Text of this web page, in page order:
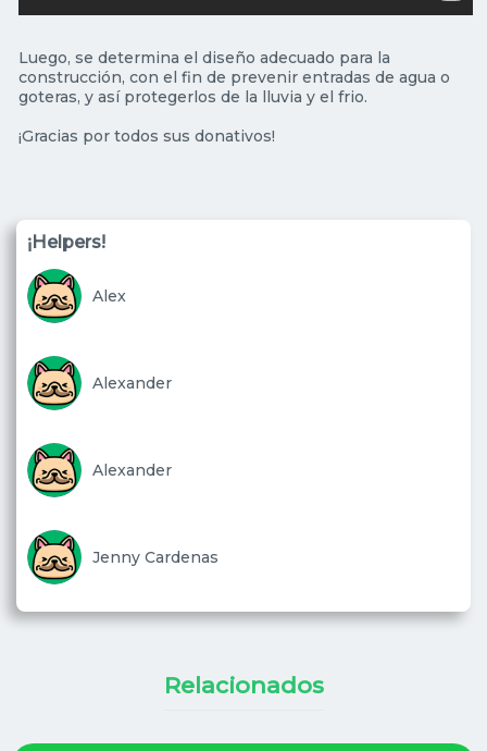
Luego, se determina el diseño adecuado para la
construcción, con el fin de prevenir entradas de agua o
goteras, y así protegerlos de la lluvia y el frio.
¡Gracias por todos sus donativos!
¡Helpers!
Alex
Alexander
Alexander
Jenny Cardenas
Relacionados